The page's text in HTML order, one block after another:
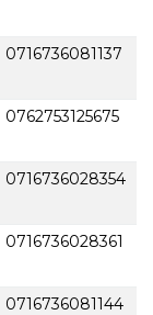
0716736081137
0762753125675
0716736028354
0716736028361
0716736081144